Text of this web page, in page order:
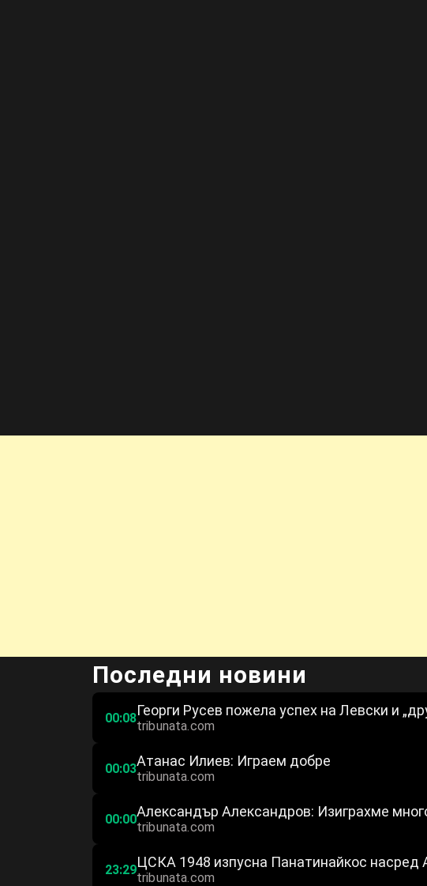
Последни новини
00:08Георги Русев пожела успех на Левски и
tribunata.com
00:03Атанас Илиев: Играем добре
tribunata.com
00:00Александър Александров: Изиграхме
tribunata.com
23:29ЦСКА 1948 изпусна Панатинайкос насред
tribunata.com